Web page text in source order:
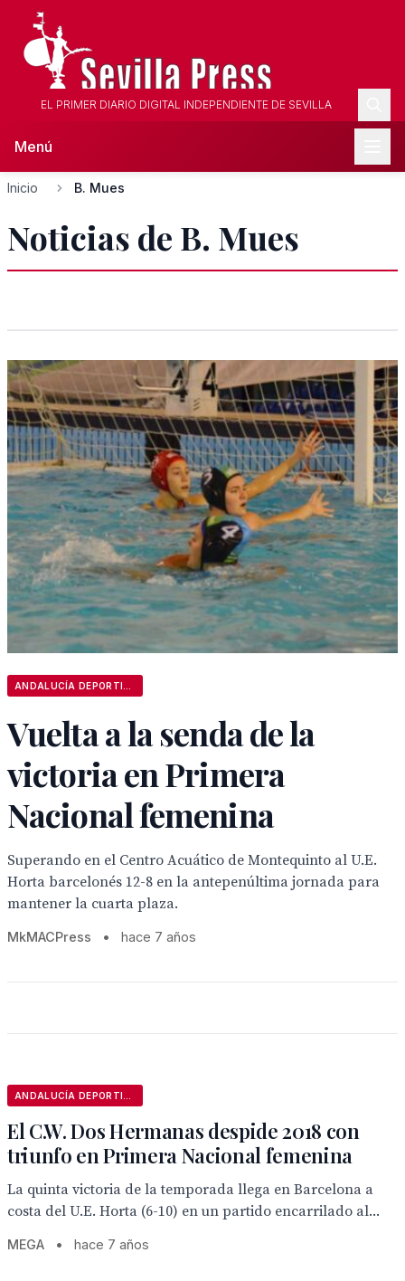
EL PRIMER DIARIO DIGITAL INDEPENDIENTE DE SEVILLA
Menú
Inicio B. Mues
Noticias de B. Mues
Vuelta a la senda de la
victoria en Primera
Nacional femenina
Superando en el Centro Acuático de Montequinto al U.E.
Horta barcelonés 12-8 en la antepenúltima jornada para
mantener la cuarta plaza.
MkMACPress • hace 7 años
El C.W. Dos Hermanas despide 2018 con
triunfo en Primera Nacional femenina
La quinta victoria de la temporada llega en Barcelona a
costa del U.E. Horta (6-10) en un partido encarrilado al...
MEGA • hace 7 años